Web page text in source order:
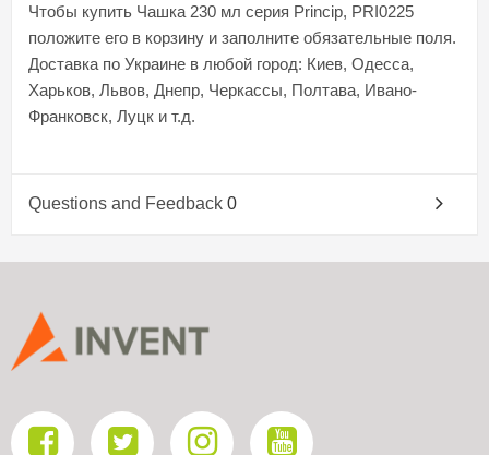
Чтобы купить Чашка 230 мл серия Princip, PRI0225
положите его в корзину и заполните обязательные поля.
Доставка по Украине в любой город: Киев, Одесса,
Харьков, Львов, Днепр, Черкассы, Полтава, Ивано-
Франковск, Луцк и т.д.
Questions and Feedback 0